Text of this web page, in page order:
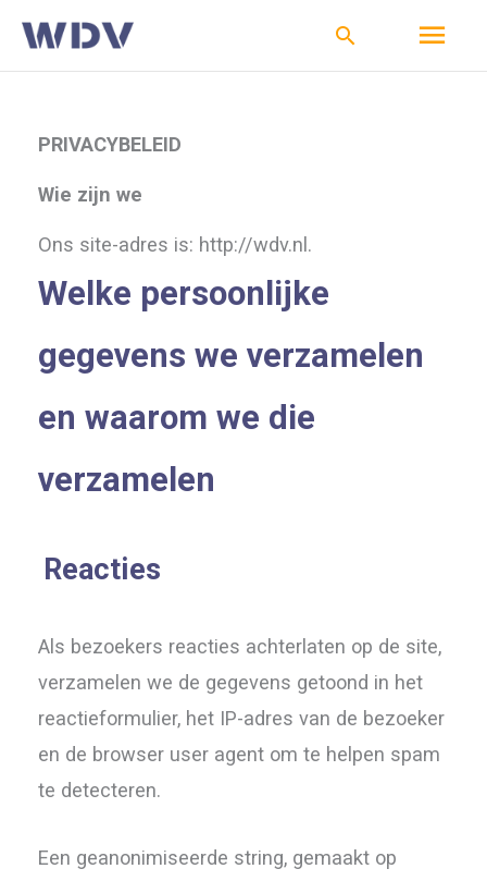
Ga
naar
Zoeken
PRIVACYBELEID
Wie zijn we
Ons site-adres is: http://wdv.nl.
Welke persoonlijke
gegevens we verzamelen
en waarom we die
verzamelen
Reacties
Als bezoekers reacties achterlaten op de site,
verzamelen we de gegevens getoond in het
reactieformulier, het IP-adres van de bezoeker
en de browser user agent om te helpen spam
te detecteren.
Een geanonimiseerde string, gemaakt op